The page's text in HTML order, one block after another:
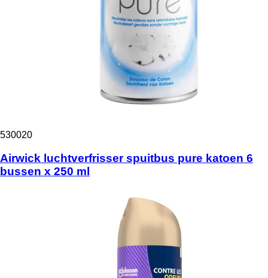
530020
Airwick luchtverfrisser spuitbus pure katoen 6
bussen x 250 ml